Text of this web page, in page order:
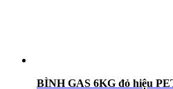
BÌNH GAS 6KG đỏ hiệu